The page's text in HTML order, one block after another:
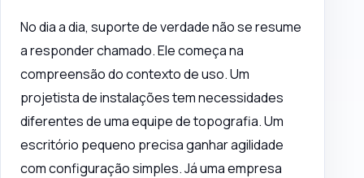
No dia a dia, suporte de verdade não se resume
a responder chamado. Ele começa na
compreensão do contexto de uso. Um
projetista de instalações tem necessidades
diferentes de uma equipe de topografia. Um
escritório pequeno precisa ganhar agilidade
com configuração simples. Já uma empresa